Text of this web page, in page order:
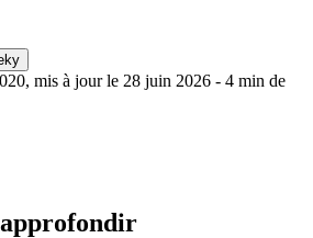
, mis à jour le 28 juin 2026 - 4 min de